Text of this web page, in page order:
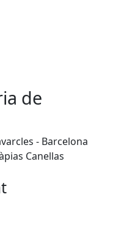
de
- Barcelona
Canellas